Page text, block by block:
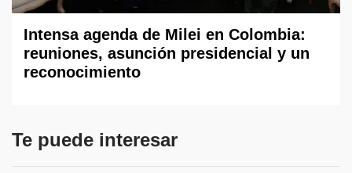
Intensa agenda de Milei en Colombia:
reuniones, asunción presidencial y un
reconocimiento
Te puede interesar